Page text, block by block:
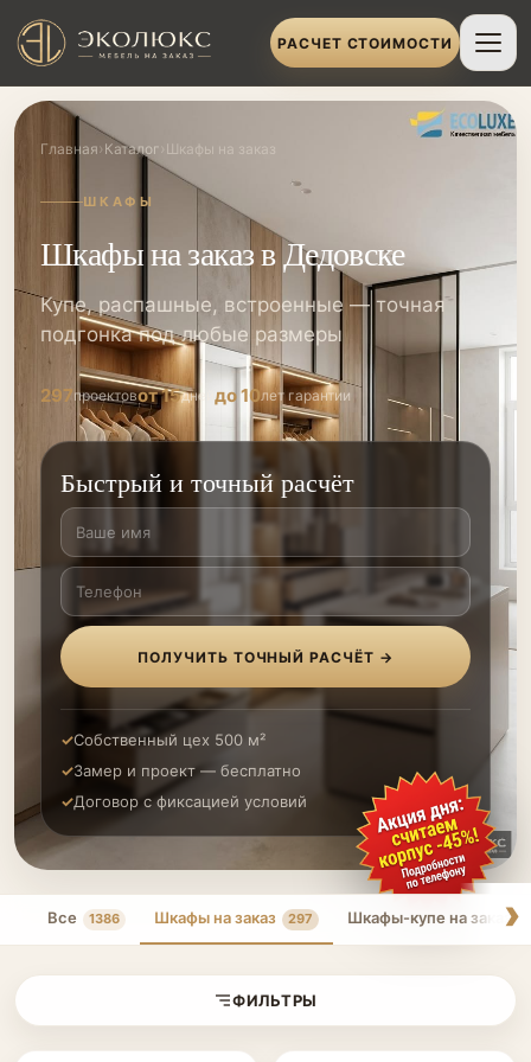
РАСЧЕТ СТОИМОСТИ
Главная› Каталог Шкафы на заказ
ШКАФЫ
Шкафы на заказ в Дедовске
Купе, распашные, встроенные — точная
подгонка под любые размеры
297проектовот 15дней до 10лет гарантии
Быстрый и точный расчёт
ПОЛУЧИТЬ ТОЧНЫЙ РАСЧЁТ →
Собственный цех 500 м²
Замер и проект — бесплатно
Договор с фиксацией условий
Все 1386 Шкафы на заказ 297 Шкафы-купе на заказ
ФИЛЬТРЫ